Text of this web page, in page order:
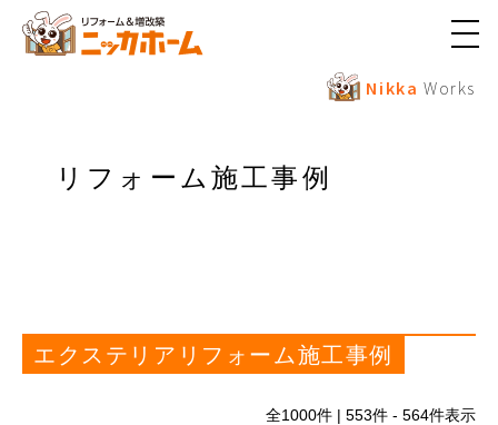
メ
ュ
Nikka Works
リフォーム施工事例
エクステリアリフォーム施工事例
全1000件 | 553件 - 564件表示